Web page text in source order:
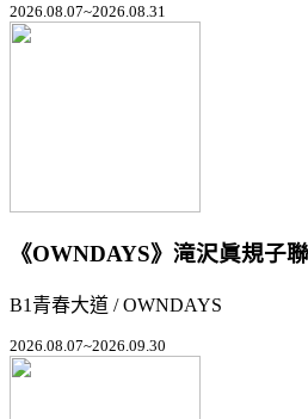
2026.08.07~2026.08.31
《OWNDAYS》滝沢眞規子
B1青春大道 / OWNDAYS
2026.08.07~2026.09.30